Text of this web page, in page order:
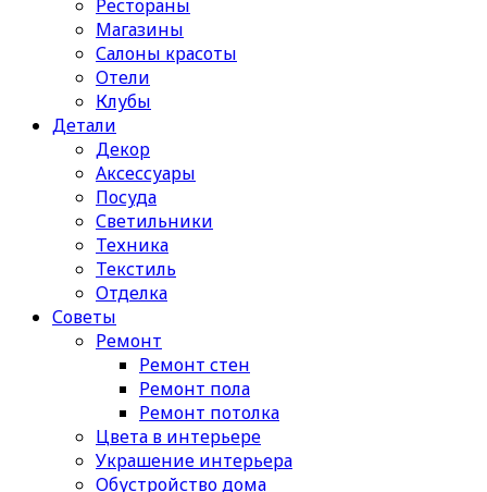
Рестораны
Магазины
Салоны красоты
Отели
Клубы
Детали
Декор
Аксессуары
Посуда
Светильники
Техника
Текстиль
Отделка
Советы
Ремонт
Ремонт стен
Ремонт пола
Ремонт потолка
Цвета в интерьере
Украшение интерьера
Обустройство дома